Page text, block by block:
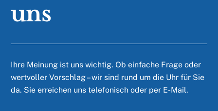
uns
Ihre Meinung ist uns wichtig. Ob einfache Frage oder
wertvoller Vorschlag – wir sind rund um die Uhr für Sie
da. Sie erreichen uns telefonisch oder per E-Mail.